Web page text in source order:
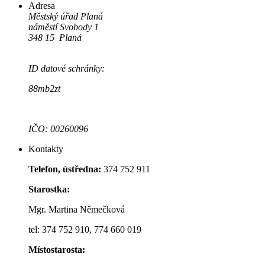
Adresa
Městský úřad Planá
náměstí Svobody 1
348 15 Planá
ID datové schránky:
88mb2zt
IČO: 00260096
Kontakty
Telefon, ústředna: 374 752 911
Starostka:
Mgr. Martina Němečková
tel: 374 752 910, 774 660 019
Místostarosta: